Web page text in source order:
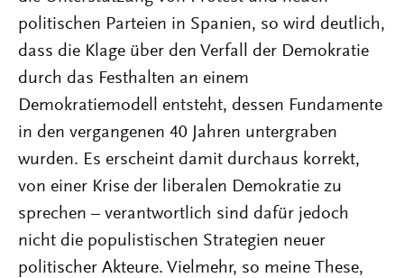
politischen Parteien in Spanien, so wird deutlich,
dass die Klage über den Verfall der Demokratie
durch das Festhalten an einem
Demokratiemodell entsteht, dessen Fundamente
in den vergangenen 40 Jahren untergraben
wurden. Es erscheint damit durchaus korrekt,
von einer Krise der liberalen Demokratie zu
sprechen – verantwortlich sind dafür jedoch
nicht die populistischen Strategien neuer
politischer Akteure. Vielmehr, so meine These,